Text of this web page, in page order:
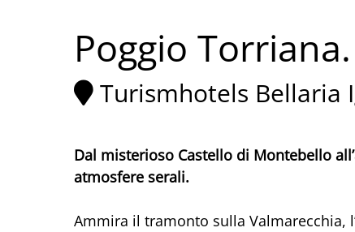
Poggio
Turismhotels Bellaria
Dal misterioso Castello di Montebello
atmosfere serali.
Ammira il tramonto sulla Valmarecchia,